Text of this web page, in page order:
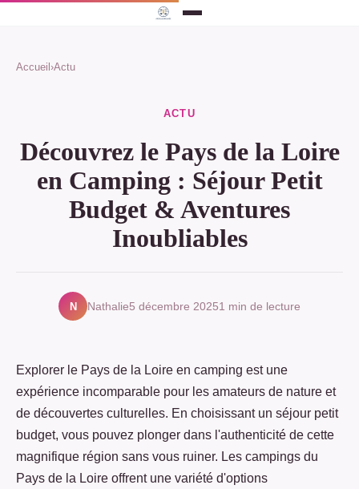
Accueil ›Actu
ACTU
Découvrez le Pays de la Loire
en Camping : Séjour Petit
Budget & Aventures
Inoubliables
N Nathalie5 décembre 20251 min de lecture
Explorer le Pays de la Loire en camping est une
expérience incomparable pour les amateurs de nature et
de découvertes culturelles. En choisissant un séjour petit
budget, vous pouvez plonger dans l'authenticité de cette
magnifique région sans vous ruiner. Les campings du
Pays de la Loire offrent une variété d'options